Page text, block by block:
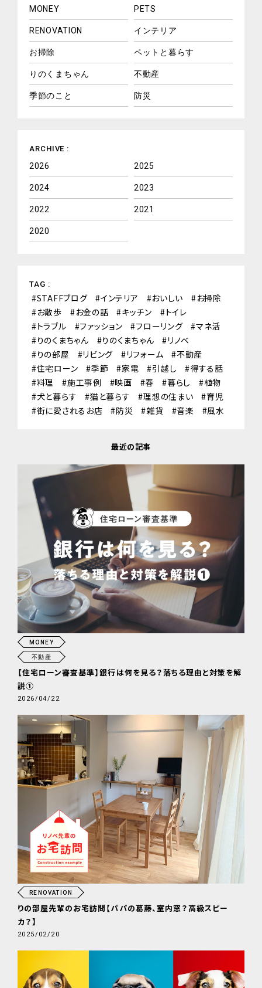
MONEY PETS
RENOVATION インテリア
お掃除 ペットと暮らす
りのくまちゃん 不動産
季節のこと 防災
ARCHIVE :
2026 2025
2024 2023
2022 2021
2020
TAG :
STAFFブログ インテリア おいしい
お掃除
お散歩
お金の話 キッチン
トイレ
トラブル
ファッション フローリング
マネ活
りのくまちゃん
りのくまちゃん
リノベ
りの部屋
リビング リフォーム
不動産
住宅ローン
季節 家電 引越し
得する話
料理
施工事例 映画 春 暮らし
植物
犬と暮らす
猫と暮らす 理想の住まい
育児
街に愛されるお店
防災 雑貨 音楽 風水
最近の記事
MONEY
不動産
【住宅ローン審査基準】銀行は何を見る？落ちる理由と対策を解
説①
2026/04/22
RENOVATION
りの部屋先輩のお宅訪問【パパの葛藤、室内窓？高級スピー
カ？】
2025/02/20